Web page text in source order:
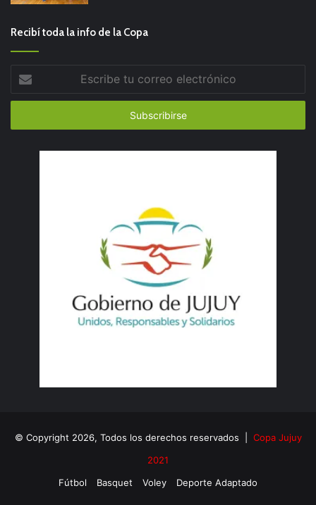
Recibí toda la info de la Copa
correo
© Copyright 2026, Todos los derechos reservados | Copa Jujuy
2021
Fútbol
Basquet Voley Deporte Adaptado